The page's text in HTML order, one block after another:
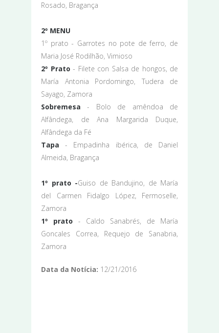
Rosado, Bragança
2º MENU
1º prato - Garrotes no pote de ferro, de
Maria José Rodilhão, Vimioso
2º Prato - Filete con Salsa de hongos, de
María Antonia Pordomingo, Tudera de
Sayago, Zamora
Sobremesa - Bolo de amêndoa de
Alfândega, de Ana Margarida Duque,
Alfândega da Fé
Tapa - Empadinha ibérica, de Daniel
Almeida, Bragança
1º prato -Guiso de Bandujino, de María
del Carmen Fidalgo López, Fermoselle,
Zamora
1º prato - Caldo Sanabrés, de María
Goncales Correa, Requejo de Sanabria,
Zamora
Data da Notícia: 12/21/2016